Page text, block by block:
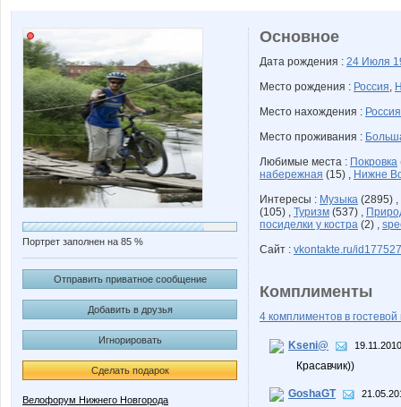
Портрет заполнен на 85 %
Отправить приватное сообщение
Добавить в друзья
Игнорировать
Сделать подарок
Велофорум Нижнего Новгорода
Основное
Дата рождения : 24 Июля
Место рождения : Россия,
Место нахождения : Россия
Место проживания :
Любимые места : Покровка
набережная (15) , Нижне
Интересы : Музыка (2895) ,
(105) , Туризм (537) ,
посиделки у костра (2) ,
Сайт : vkontakte.ru/
Комплименты
4 комплиментов в гостевой
Kseni@
Красавчик))
GoshaGT